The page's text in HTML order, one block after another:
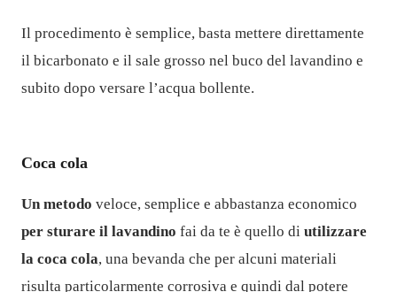
Il procedimento è semplice, basta mettere direttamente
il bicarbonato e il sale grosso nel buco del lavandino e
subito dopo versare l’acqua bollente.
Coca cola
Un metodo veloce, semplice e abbastanza economico
per sturare il lavandino fai da te è quello di utilizzare
la coca cola, una bevanda che per alcuni materiali
risulta particolarmente corrosiva e quindi dal potere